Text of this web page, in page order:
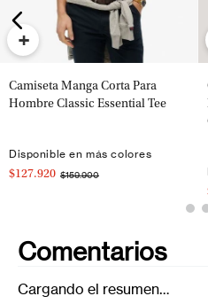
+
Camiseta Manga Corta Para
Hombre Classic Essential Tee
Disponible en más colores
$127.920 $159.900
Comentarios
Cargando el resumen…